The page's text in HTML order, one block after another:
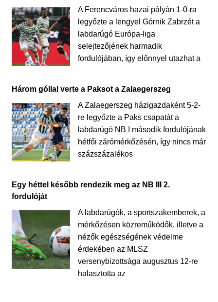
A Ferencváros hazai pályán 1-0-ra
legyőzte a lengyel Górnik Zabrzét a
labdarúgó Európa-liga
selejtezőjének harmadik
fordulójában, így előnnyel utazhat a
Három góllal verte a Paksot a Zalaegerszeg
A Zalaegerszeg házigazdaként 5-2-
re legyőzte a Paks csapatát a
labdarúgó NB I második fordulójának
hétfői zárómérkőzésén, így nincs már
százszázalékos
Egy héttel később rendezik meg az NB III 2.
fordulóját
A labdarúgók, a sportszakemberek, a
mérkőzésen közreműködők, illetve a
nézők egészségének védelme
érdekében az MLSZ
versenybizottsága augusztus 12-re
halasztotta az